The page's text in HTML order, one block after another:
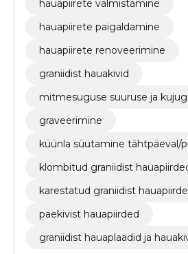
hauapiirete valmistamine
hauapiirete paigaldamine
hauapiirete renoveerimine
graniidist hauakivid
mitmesuguse suuruse ja
graveerimine
küünla süütamine tähtpäeval/
klombitud graniidist
karestatud graniidist
paekivist hauapiirded
graniidist hauaplaadid ja